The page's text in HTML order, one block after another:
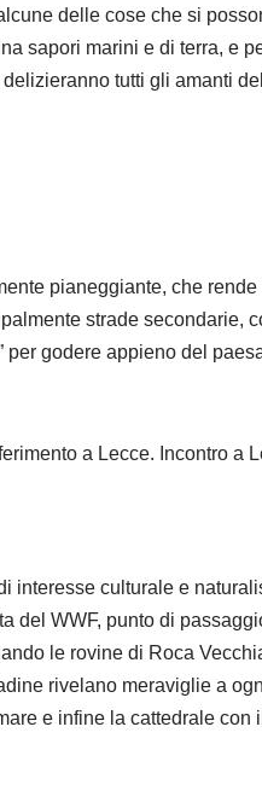
delle cose che si
sapori marini e di terra, e
tutti gli amanti
pianeggiante, che
strade secondarie,
per godere appieno del
a Lecce. Incontro
interesse culturale e
del WWF, punto di
le rovine di Roca
rivelano meraviglie a
e infine la cattedrale